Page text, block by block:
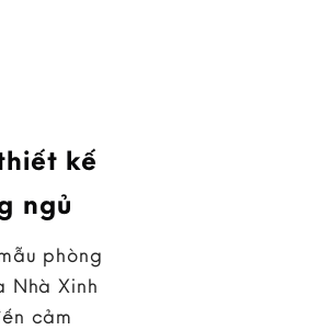
kế
ngủ
phòng
Nhà Xinh
cảm